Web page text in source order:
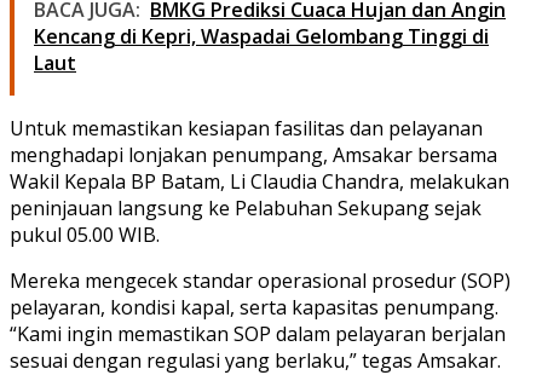
BACA JUGA: BMKG Prediksi Cuaca Hujan dan Angin
Kencang di Kepri, Waspadai Gelombang Tinggi di
Laut
Untuk memastikan kesiapan fasilitas dan pelayanan
menghadapi lonjakan penumpang, Amsakar bersama
Wakil Kepala BP Batam, Li Claudia Chandra, melakukan
peninjauan langsung ke Pelabuhan Sekupang sejak
pukul 05.00 WIB.
Mereka mengecek standar operasional prosedur (SOP)
pelayaran, kondisi kapal, serta kapasitas penumpang.
“Kami ingin memastikan SOP dalam pelayaran berjalan
sesuai dengan regulasi yang berlaku,” tegas Amsakar.